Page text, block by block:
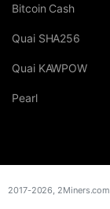
Bitcoin Cash
Quai SHA256
Quai KAWPOW
Pearl
2017-2026, 2Miners.com